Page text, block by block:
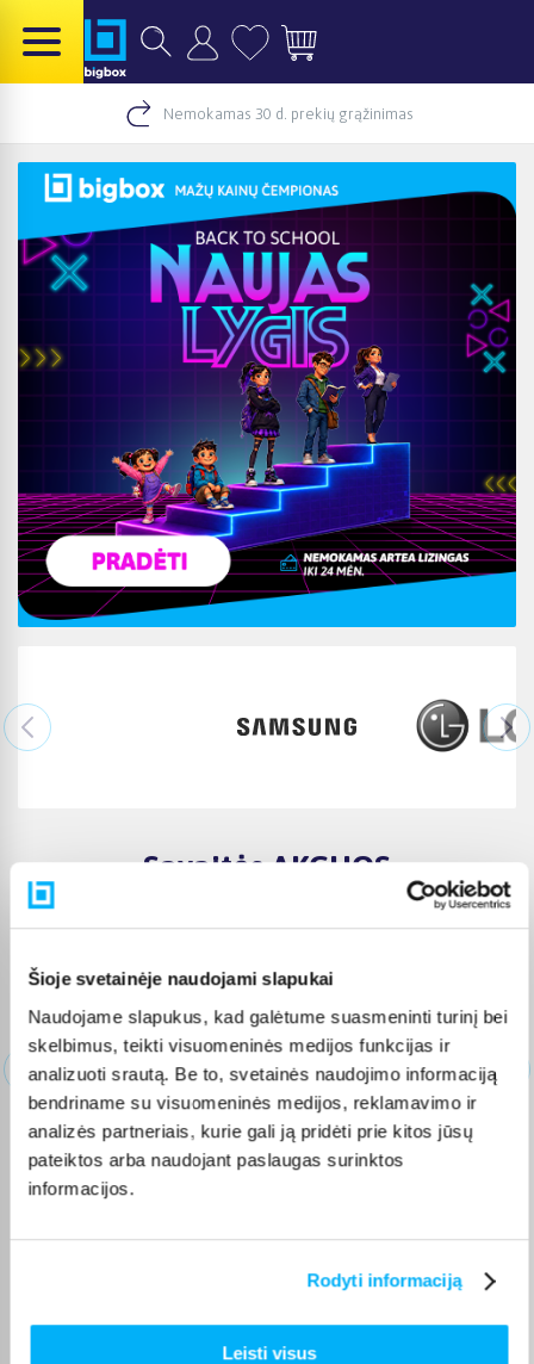
Šioje svetainėje naudojami slapukai
Naudojame slapukus, kad galėtume suasmeninti turinį bei
skelbimus, teikti visuomeninės medijos funkcijas ir
analizuoti srautą. Be to, svetainės naudojimo informaciją
bendriname su visuomeninės medijos, reklamavimo ir
analizės partneriais, kurie gali ją pridėti prie kitos jūsų
pateiktos arba naudojant paslaugas surinktos
informacijos.
Rodyti informaciją
Leisti visus
Nemokamas 30 d. prekių grąžinimas
Savaitės AKCIJOS
KONSULTACIJA
ir spec. kainos Tau
Aliuminis lauko baldų komplektas
389,00 €
Pristatymas Lietuvoje: 1-2 d.d.
Yra sandėlyje
Gauk konsultaciją ir specialią kainą
KONSULTACIJA ir spec. kainos Tau
Didžiausios NUOLAIDOS
Lauko žaidimų namelis Smoby Life Pretty